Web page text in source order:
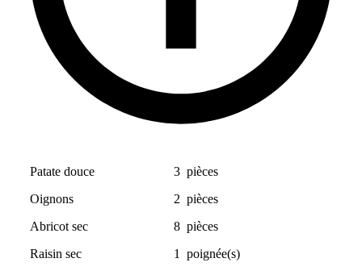
Patate douce 3 pièces
Oignons
2 pièces
Abricot sec
8 pièces
Raisin sec
1
poignée(s)